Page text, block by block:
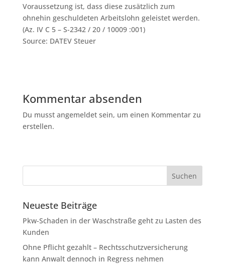
Voraussetzung ist, dass diese zusätzlich zum
ohnehin geschuldeten Arbeitslohn geleistet werden.
(Az. IV C 5 – S-2342 / 20 / 10009 :001)
Source: DATEV Steuer
Kommentar absenden
Du musst angemeldet sein, um einen Kommentar zu
erstellen.
Neueste Beiträge
Pkw-Schaden in der Waschstraße geht zu Lasten des
Kunden
Ohne Pflicht gezahlt – Rechtsschutzversicherung
kann Anwalt dennoch in Regress nehmen